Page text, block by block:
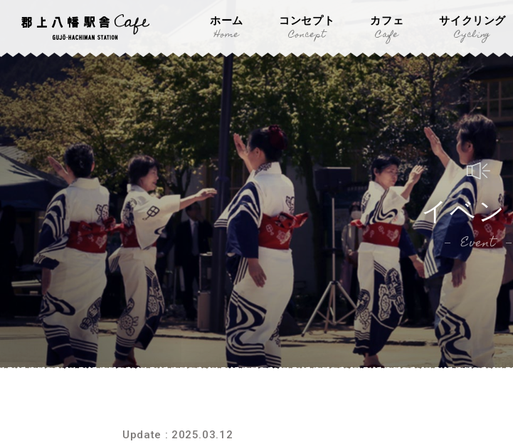
ホーム
Home
コンセプト
Concept
カフェ
Cafe
サイクリング
Cycling
イベン
Event
Update : 2025.03.12